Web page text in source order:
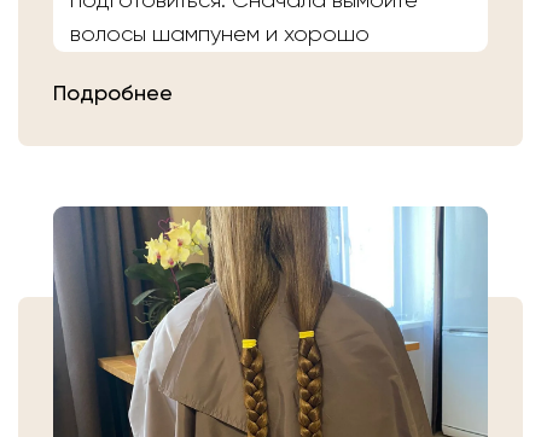
волосы шампунем и хорошо
Затем плотно закрепите волосы
самостоятельно, то косичку
аккуратно уложите в пакет или бумагу.
Или просто приходите в салон «Банк
Волос».
Подробнее